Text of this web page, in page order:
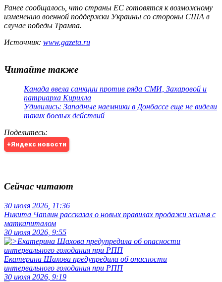
Ранее сообщалось, что страны ЕС готовятся к возможному
изменению военной поддержки Украины со стороны США в
случае победы Трампа.
Источник: www.gazeta.ru
Читайте также
Канада ввела санкции против ряда СМИ, Захаровой и
патриарха Кирилла
Удивились: Западные наемники в Донбассе еще не видели
таких боевых действий
Поделитесь:
+Яндекс новости
Сейчас читают
30 июля 2026, 11:36
Никита Чаплин рассказал о новых правилах продажи жилья с
маткапиталом
30 июля 2026, 9:55
Екатерина Шахова предупредила об опасности
интервального голодания при РПП
30 июля 2026, 9:19